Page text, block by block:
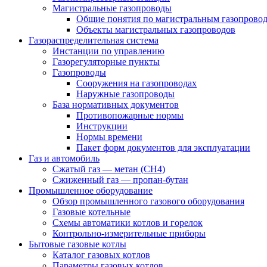
Магистральные газопроводы
Общие понятия по магистральным
Объекты магистральных газопроводов
Газораспределительная система
Инстанции по управлению
Газорегуляторные пункты
Газопроводы
Сооружения на газопроводах
Наружные газопроводы
База нормативных документов
Противопожарные нормы
Инструкции
Нормы времени
Пакет форм документов для эксплуатации
Газ и автомобиль
Сжатый газ — метан (CH4)
Сжиженный газ — пропан-бутан
Промышленное оборудование
Обзор промышленного газового оборудования
Газовые котельные
Схемы автоматики котлов и горелок
Контрольно-измерительные приборы
Бытовые газовые котлы
Каталог газовых котлов